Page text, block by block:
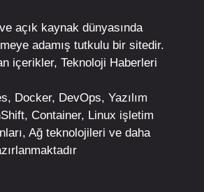
açık kaynak dünyasında
adamış tutkulu bir sitedir.
içerikler, Teknoloji Haberleri
, Docker, DevOps, Yazılım
, Container, Linux işletim
Ağ teknolojileri ve daha